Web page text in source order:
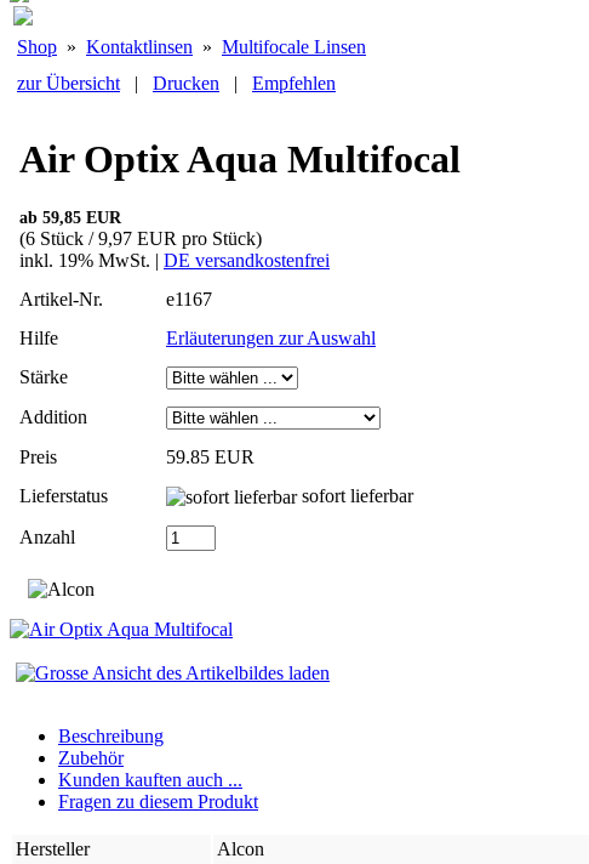
Shop » Kontaktlinsen » Multifocale Linsen
zur Übersicht | Drucken | Empfehlen
Air Optix Aqua Multifocal
ab 59,85 EUR
(6 Stück / 9,97 EUR pro Stück)
inkl. 19% MwSt. | DE versandkostenfrei
Artikel-Nr.
e1167
Hilfe
Erläuterungen zur Auswahl
Stärke
Addition
Preis
59.85 EUR
Lieferstatus
sofort lieferbar
Anzahl
Beschreibung
Zubehör
Kunden kauften auch ...
Fragen zu diesem Produkt
Hersteller
Alcon